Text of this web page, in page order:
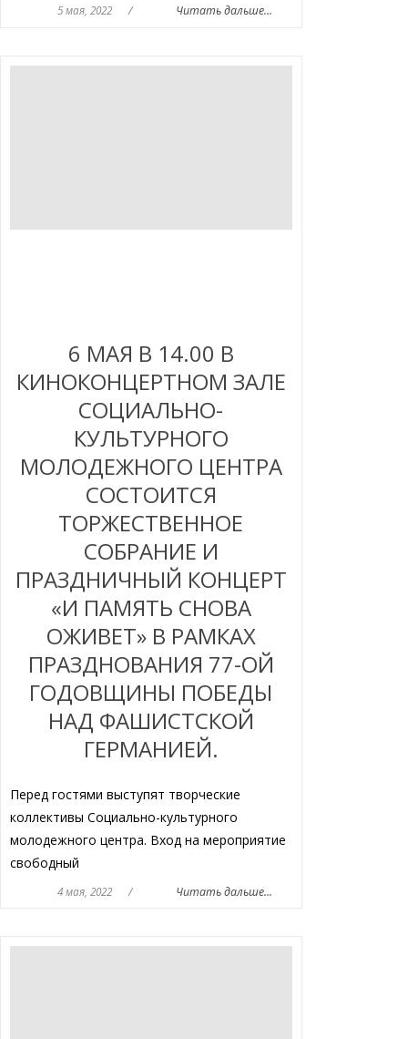
5 мая, 2022 / Читать дальше...
6 МАЯ В 14.00 В
КИНОКОНЦЕРТНОМ ЗАЛЕ
СОЦИАЛЬНО-
КУЛЬТУРНОГО
МОЛОДЕЖНОГО ЦЕНТРА
СОСТОИТСЯ
ТОРЖЕСТВЕННОЕ
СОБРАНИЕ И
ПРАЗДНИЧНЫЙ КОНЦЕРТ
«И ПАМЯТЬ СНОВА
ОЖИВЕТ» В РАМКАХ
ПРАЗДНОВАНИЯ 77-ОЙ
ГОДОВЩИНЫ ПОБЕДЫ
НАД ФАШИСТСКОЙ
ГЕРМАНИЕЙ.
Перед гостями выступят творческие
коллективы Социально-культурного
молодежного центра. Вход на мероприятие
свободный
4 мая, 2022 / Читать дальше...